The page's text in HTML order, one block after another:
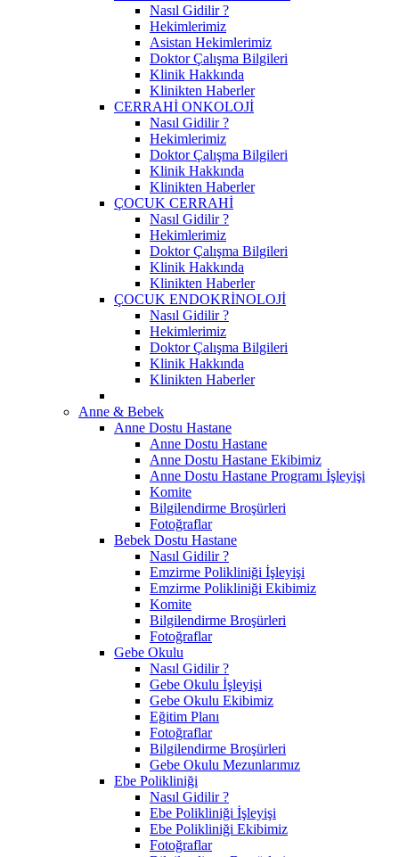
Nasıl Gidilir ?
Hekimlerimiz
Asistan Hekimlerimiz
Doktor Çalışma Bilgileri
Klinik Hakkında
Klinikten Haberler
CERRAHİ ONKOLOJİ
Nasıl Gidilir ?
Hekimlerimiz
Doktor Çalışma Bilgileri
Klinik Hakkında
Klinikten Haberler
ÇOCUK CERRAHİ
Nasıl Gidilir ?
Hekimlerimiz
Doktor Çalışma Bilgileri
Klinik Hakkında
Klinikten Haberler
ÇOCUK ENDOKRİNOLOJİ
Nasıl Gidilir ?
Hekimlerimiz
Doktor Çalışma Bilgileri
Klinik Hakkında
Klinikten Haberler
Anne & Bebek
Anne Dostu Hastane
Anne Dostu Hastane
Anne Dostu Hastane Ekibimiz
Anne Dostu Hastane Programı İşleyişi
Komite
Bilgilendirme Broşürleri
Fotoğraflar
Bebek Dostu Hastane
Nasıl Gidilir ?
Emzirme Polikliniği İşleyişi
Emzirme Polikliniği Ekibimiz
Komite
Bilgilendirme Broşürleri
Fotoğraflar
Gebe Okulu
Nasıl Gidilir ?
Gebe Okulu İşleyişi
Gebe Okulu Ekibimiz
Eğitim Planı
Fotoğraflar
Bilgilendirme Broşürleri
Gebe Okulu Mezunlarımız
Ebe Polikliniği
Nasıl Gidilir ?
Ebe Polikliniği İşleyişi
Ebe Polikliniği Ekibimiz
Fotoğraflar